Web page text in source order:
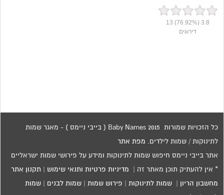
3.8
(76.92%)
13
דירוגים
כל הזכויות שמורות 2015 Baby Names ( בייבי ניימס ) - מאגר שמות
לתינוקות / שמות לילדים. מפת אתר
אתר בייבי ניימס חיפוש שמות לתינוקות ומידע על פירושי שמות ישראליים
* אין להעתיק תוכן מאתר זה | מדיניות פרטיות ותנאי שימוש תקנון אתר
מחשבון הריון |שמות לתינוקות פירוש שמות |שמות לבנים |שמות